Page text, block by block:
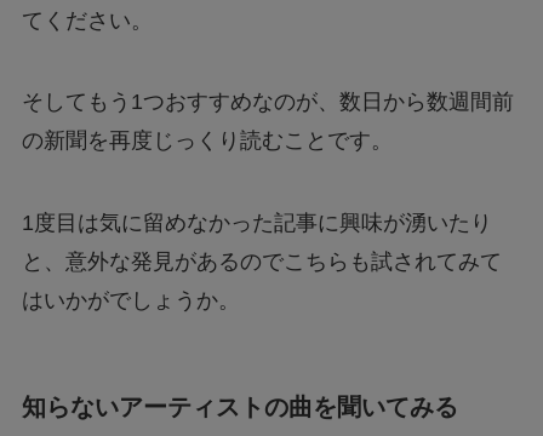
てください。
そしてもう1つおすすめなのが、数日から数週間前
の新聞を再度じっくり読むことです。
1度目は気に留めなかった記事に興味が湧いたり
と、意外な発見があるのでこちらも試されてみて
はいかがでしょうか。
知らないアーティストの曲を聞いてみる